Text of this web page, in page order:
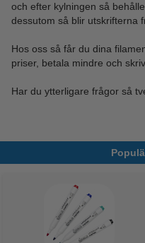
och efter kylningen så
dessutom så blir utskrifterna
Hos oss så får du dina
priser, betala mindre och
Har du ytterligare frågor så